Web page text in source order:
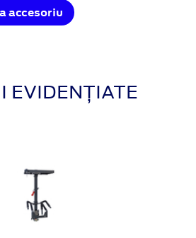
accesoriu
EVIDENȚIATE